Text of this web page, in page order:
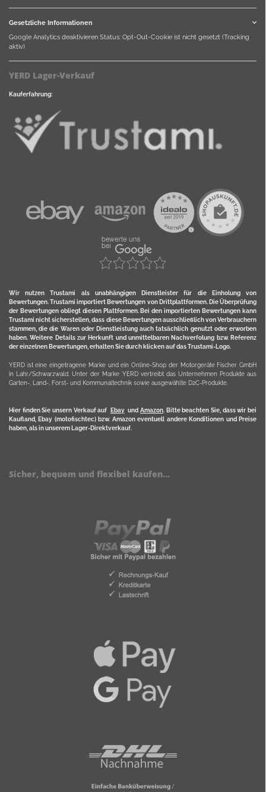
Gesetzliche Informationen
Google Analytics deaktivieren Status: Opt-Out-Cookie ist nicht gesetzt (Tracking
aktiv)
YERD Lager-Verkauf
Kauferfahrung:
Wir nutzen Trustami als unabhängigen Dienstleister für die Einholung von
Bewertungen. Trustami importiert Bewertungen von Drittplattformen. Die Überprüfung
der Bewertungen obliegt diesen Plattformen. Bei den importierten Bewertungen kann
Trustami nicht sicherstellen, dass diese Bewertungen ausschließlich von Verbrauchern
stammen, die die Waren oder Dienstleistung auch tatsächlich genutzt oder erworben
haben. Weitere Details zur Herkunft und unmittelbaren Nachverfolung bzw. Referenz
der einzelnen Bewertungen, erhalten Sie durch klicken auf das Trustami-Logo.
YERD ist eine eingetragene Marke und ein Online-Shop der Motorgeräte Fischer GmbH
in Lahr/Schwarzwald. Unter der Marke YERD vertreibt das Unternehmen Produkte aus
Garten-, Land-, Forst- und Kommunaltechnik sowie ausgewählte D2C-Produkte.
Hier finden Sie unsern Verkauf auf Ebayund Amazon. Bitte beachten Sie, dass wir bei
Kaufland, Ebay (motofischtec) bzw. Amazon eventuell andere Konditionen und Preise
haben, als in unserem Lager-Direktverkauf.
Sicher, bequem und flexibel kaufen...